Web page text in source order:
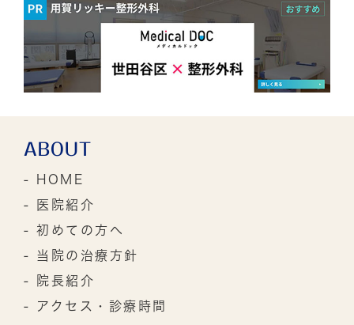
ABOUT
- HOME
- 医院紹介
- 初めての方へ
- 当院の治療方針
- 院長紹介
- アクセス・診療時間